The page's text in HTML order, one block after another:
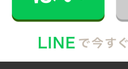
インタビュー一